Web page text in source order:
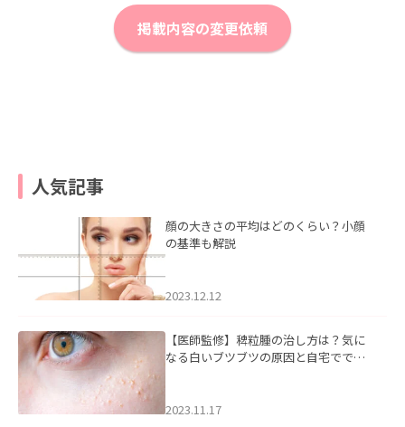
掲載内容の変更依頼
人気記事
顔の大きさの平均はどのくらい？小顔
の基準も解説
2023.12.12
【医師監修】稗粒腫の治し方は？気に
なる白いブツブツの原因と自宅ででき
2023.11.17